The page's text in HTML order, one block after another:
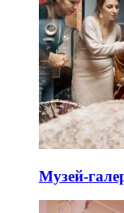
Музей-